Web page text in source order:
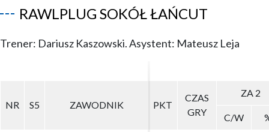
RAWLPLUG SOKÓŁ ŁAŃCUT
Trener: Dariusz Kaszowski. Asystent: Mateusz Leja
NR S5 ZAWODNIK PKT
CZAS
GRY
ZA 2
C/W
NR S5 ZAWODNIK PKT
CZAS
GRY
ZA 2
C/W